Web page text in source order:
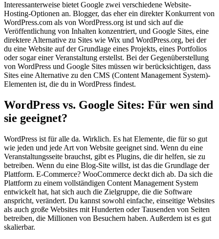
Interessanterweise bietet Google zwei verschiedene Website-
Hosting-Optionen an. Blogger, das eher ein direkter Konkurrent von
WordPress.com als von WordPress.org ist und sich auf die
Veröffentlichung von Inhalten konzentriert, und Google Sites, eine
direktere Alternative zu Sites wie Wix und WordPress.org, bei der
du eine Website auf der Grundlage eines Projekts, eines Portfolios
oder sogar einer Veranstaltung erstellst. Bei der Gegenüberstellung
von WordPress und Google Sites müssen wir berücksichtigen, dass
Sites eine Alternative zu den CMS (Content Management System)-
Elementen ist, die du in WordPress findest.
WordPress vs. Google Sites: Für wen sind
sie geeignet?
WordPress ist für alle da. Wirklich. Es hat Elemente, die für so gut
wie jeden und jede Art von Website geeignet sind. Wenn du eine
Veranstaltungsseite brauchst, gibt es Plugins, die dir helfen, sie zu
betreiben. Wenn du eine Blog-Site willst, ist das die Grundlage der
Plattform. E-Commerce? WooCommerce deckt dich ab. Da sich die
Plattform zu einem vollständigen Content Management System
entwickelt hat, hat sich auch die Zielgruppe, die die Software
anspricht, verändert. Du kannst sowohl einfache, einseitige Websites
als auch große Websites mit Hunderten oder Tausenden von Seiten
betreiben, die Millionen von Besuchern haben. Außerdem ist es gut
skalierbar.